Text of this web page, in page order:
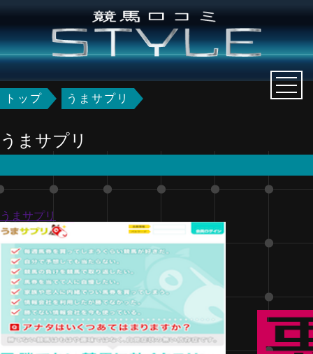
トップ うまサプリ
うまサプリ
うまサプリ